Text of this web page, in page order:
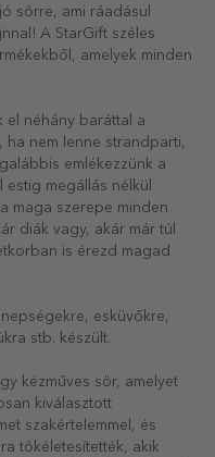
sörre, ami ráadásul
A StarGift széles
amelyek minden
el néhány baráttal a
ha nem lenne strandparti,
emlékezzünk a
megállás nélkül
maga szerepe minden
diák vagy, akár már túl
is érezd magad
esküvőkre,
stb. készült.
kézműves sör, amelyet
kiválasztott
szakértelemmel, és
tökéletesítették, akik